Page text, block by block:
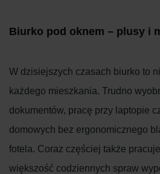
Biurko pod oknem – plusy i
W dzisiejszych czasach biurko to
każdego mieszkania. Trudno
dokumentów, pracę przy laptopie
domowych bez ergonomicznego
fotela. Coraz częściej także
większość codziennych spraw